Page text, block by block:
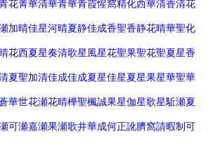
花菁華清華青華青霞惺窩精化西華清香清花
加晴佳星河晴夏静佳成香聖香静花晴華聖化
花西夏星奏清歌星風星花聖果聖花聖夏星香
夏聖加清佳成佳成夏星佳星夏星果星華聖華
華世花瀬花晴樺聖楓誠果星伽星歌星駈瀬夏
可瀬嘉瀬果瀬歌井華成何正訛臍窩請暇制可